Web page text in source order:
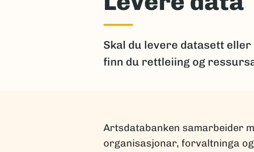
Skal du levere datasett
finn du rettleiing og
Artsdatabanken samarbeider
organisasjonar, forvaltninga